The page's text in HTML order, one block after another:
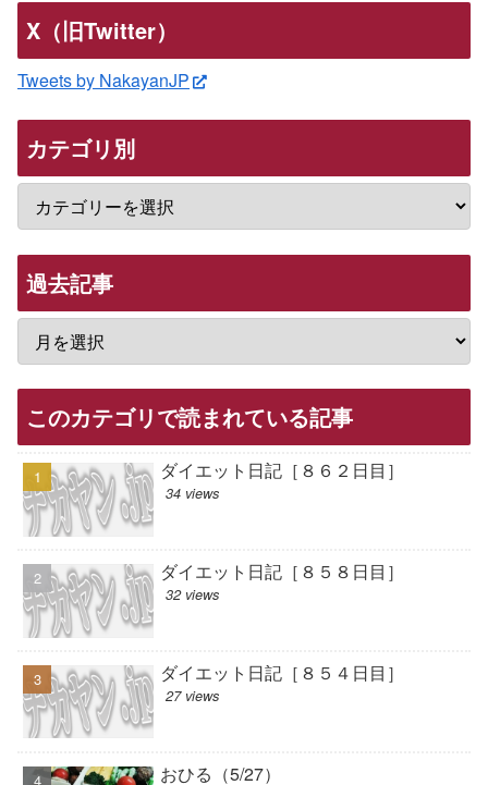
X（旧Twitter）
Tweets by NakayanJP
カテゴリ別
過去記事
このカテゴリで読まれている記事
ダイエット日記［８６２日目］
34 views
ダイエット日記［８５８日目］
32 views
ダイエット日記［８５４日目］
27 views
おひる（5/27）